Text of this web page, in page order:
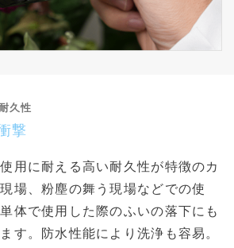
久性
撃
用に耐える高い耐久性が特徴のカ
場、粉塵の舞う現場などでの使
体で使用した際のふいの落下にも
す。防水性能により洗浄も容易。